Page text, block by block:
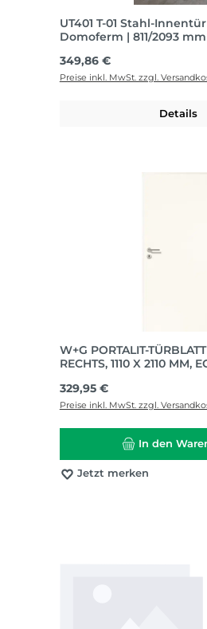
UT401 T-01 Stahl-
Domoferm | 811/2093 mm
Regulärer Preis:
349,86 €
Preise inkl. MwSt. zzgl.
Details
W+G PORTALIT-
RECHTS, 1110 X 2110 MM,
Regulärer Preis:
329,95 €
Preise inkl. MwSt. zzgl.
In den
Jetzt merken